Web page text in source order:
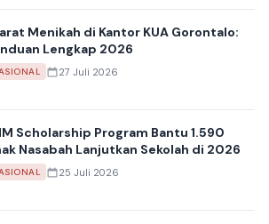
Menikah di Kantor KUA Gorontalo:
Lengkap 2026
27 Juli 2026
Scholarship Program Bantu 1.590
Nasabah Lanjutkan Sekolah di 2026
25 Juli 2026